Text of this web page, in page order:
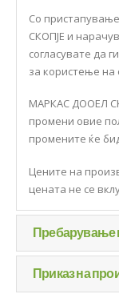
Со
СКОПЈЕ и
согласувате да
за користење на
МАРКАС ДООЕЛ
промени овие
промените ќе
Цените на
цената не се
Пребарување
Приказ на